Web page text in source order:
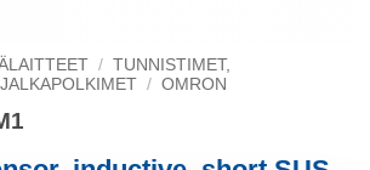
/ TUNNISTIMET,
/ OMRON